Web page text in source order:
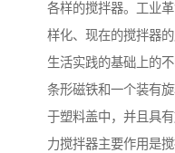
各样的搅拌器。工业
样化、现在的搅拌器
生活实践的基础上的
条形磁铁和一个装有
于塑料盖中，并且具
力搅拌器主要作用是